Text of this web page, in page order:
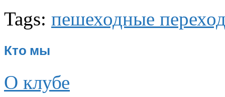
Tags: пешеходные
Кто мы
О клубе